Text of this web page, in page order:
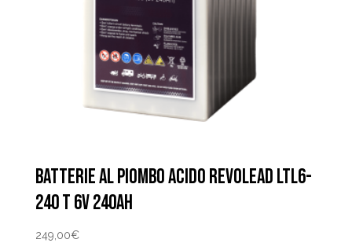
BATTERIE AL PIOMBO ACIDO REVOLEAD LTL6-
240 T 6V 240AH
249,00€